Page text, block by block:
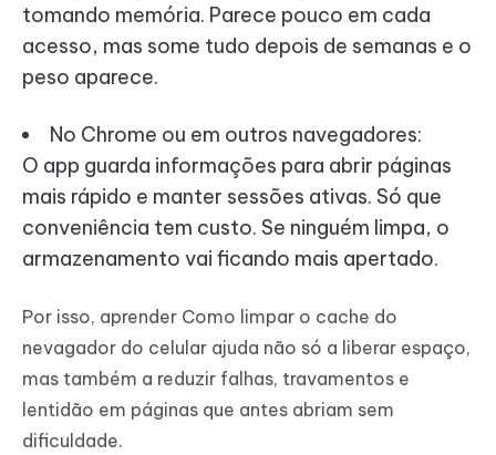
tomando memória. Parece pouco em cada
acesso, mas some tudo depois de semanas e o
peso aparece.
No Chrome ou em outros navegadores:
O app guarda informações para abrir páginas
mais rápido e manter sessões ativas. Só que
conveniência tem custo. Se ninguém limpa, o
armazenamento vai ficando mais apertado.
Por isso, aprender Como limpar o cache do
nevagador do celular ajuda não só a liberar espaço,
mas também a reduzir falhas, travamentos e
lentidão em páginas que antes abriam sem
dificuldade.